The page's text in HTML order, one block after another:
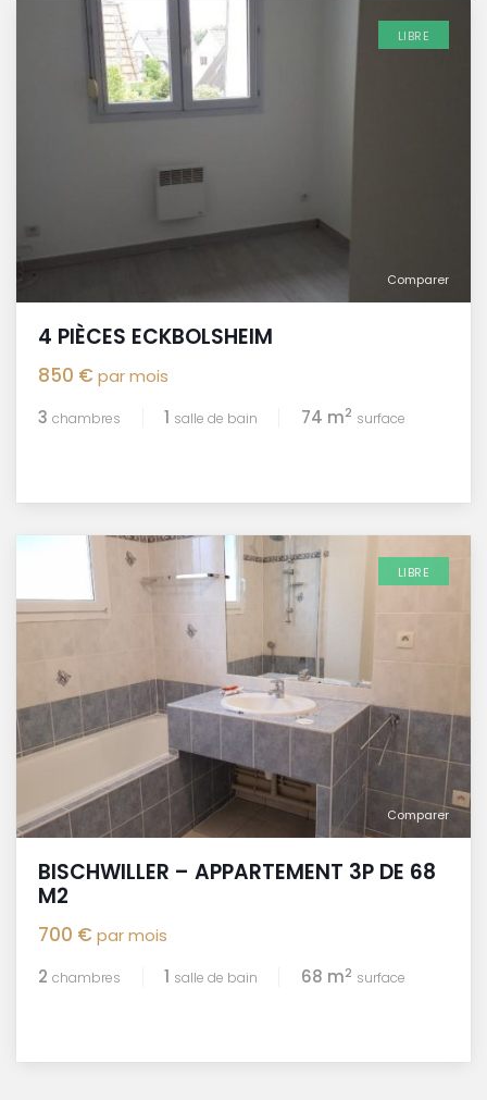
Comparer
LIBRE
4 PIÈCES ECKBOLSHEIM
850 €par mois
3 chambres 1 salle de bain 74 m2 surface
Comparer
LIBRE
BISCHWILLER – APPARTEMENT 3P DE 68
M2
700 €par mois
2 chambres 1 salle de bain 68 m2 surface